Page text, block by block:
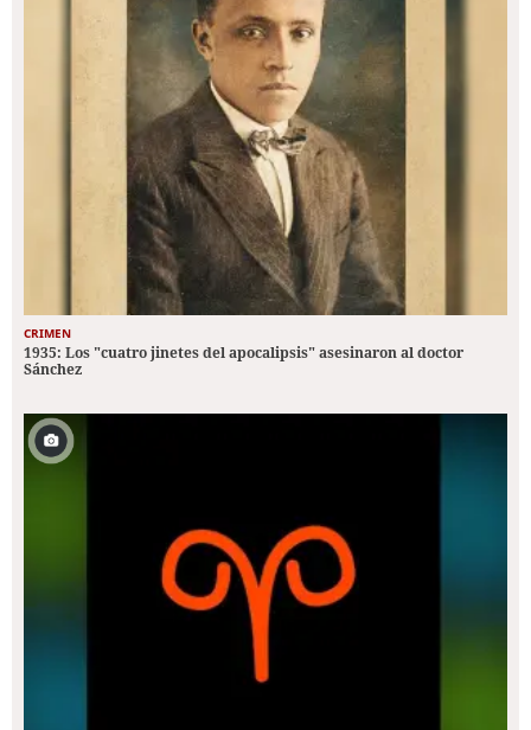
CRIMEN
1935: Los "cuatro jinetes del apocalipsis" asesinaron al doctor
Sánchez